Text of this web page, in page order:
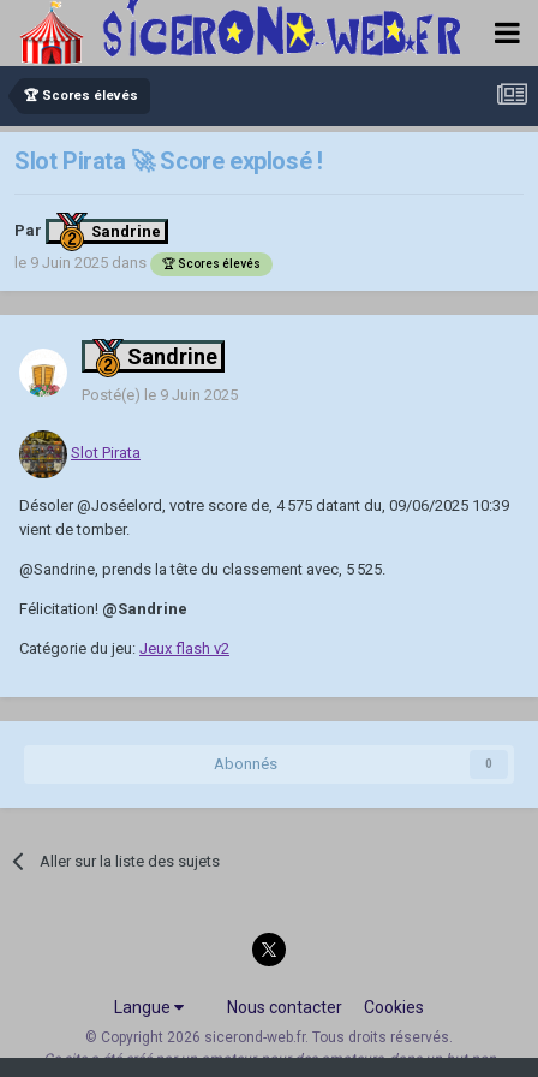
🏆 Scores élevés
Slot Pirata 🚀 Score explosé !
Par
Sandrine
le 9 Juin 2025 dans 🏆 Scores élevés
Sandrine
Posté(e) le 9 Juin 2025
Slot Pirata
Désoler@Joséelord , votre score de, 4 575 datant du, 09/06/2025 10:39
vient de tomber.
@Sandrine , prends la tête du classement avec, 5 525.
Félicitation! @Sandrine
Catégorie du jeu: Jeux flash v2
Abonnés 0
Aller sur la liste des sujets
Langue Nous contacter Cookies
© Copyright 2026 sicerond-web.fr. Tous droits réservés.
Ce site a été créé par un amateur, pour des amateurs, dans un but non